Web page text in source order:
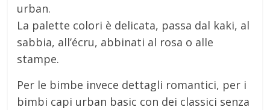
urban.
La palette colori è delicata, passa dal kaki, al
sabbia, all’écru, abbinati al rosa o alle
stampe.
Per le bimbe invece dettagli romantici, per i
bimbi capi urban basic con dei classici senza